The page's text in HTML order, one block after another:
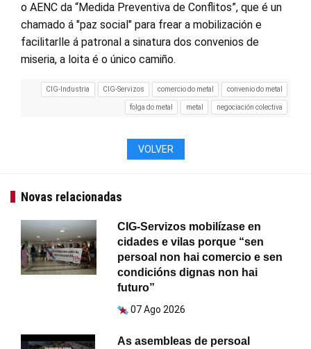
o AENC da “Medida Preventiva de Conflitos”, que é un
chamado á "paz social" para frear a mobilización e
facilitarlle á patronal a sinatura dos convenios de
miseria, a loita é o único camiño.
CIG-Industria CIG-Servizos comercio do metal convenio do metal
folga do metal metal negociación colectiva
VOLVER
Novas relacionadas
CIG-Servizos mobilízase en
cidades e vilas porque “sen
persoal non hai comercio e sen
condicións dignas non hai
futuro”
07 Ago 2026
As asembleas de persoal